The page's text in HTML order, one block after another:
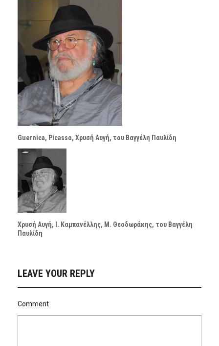
Guernica, Picasso, Χρυσή Αυγή, του Βαγγέλη Παυλίδη
Χρυσή Αυγή, Ι. Καμπανέλλης, Μ. Θεοδωράκης, του Βαγγέλη
Παυλίδη
LEAVE YOUR REPLY
Comment